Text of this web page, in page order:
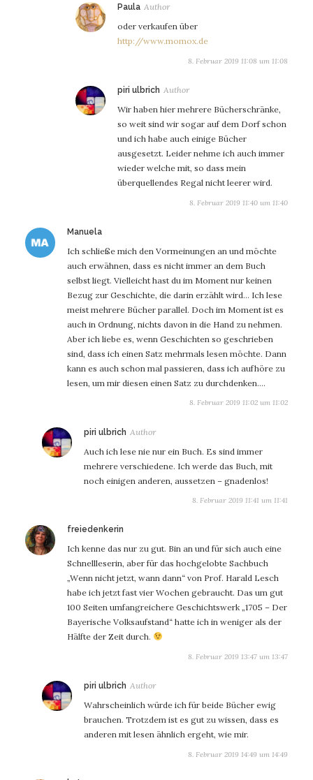
Paula sagt:
oder verkaufen über
http://www.momox.de
8. Februar 2019 11:08 um 11:08
piri ulbrich sagt:
Wir haben hier mehrere Bücherschränke,
so weit sind wir sogar auf dem Dorf schon
und ich habe auch einige Bücher
ausgesetzt. Leider nehme ich auch immer
wieder welche mit, so dass mein
überquellendes Regal nicht leerer wird.
8. Februar 2019 11:40 um 11:40
Manuela
Ich schließe mich den Vormeinungen an und möchte
auch erwähnen, dass es nicht immer an dem Buch
selbst liegt. Vielleicht hast du im Moment nur keinen
Bezug zur Geschichte, die darin erzählt wird… Ich lese
meist mehrere Bücher parallel. Doch im Moment ist es
auch in Ordnung, nichts davon in die Hand zu nehmen.
Aber ich liebe es, wenn Geschichten so geschrieben
sind, dass ich einen Satz mehrmals lesen möchte. Dann
kann es auch schon mal passieren, dass ich aufhöre zu
lesen, um mir diesen einen Satz zu durchdenken….
8. Februar 2019 11:02 um 11:02
piri ulbrich sagt:
Auch ich lese nie nur ein Buch. Es sind immer
mehrere verschiedene. Ich werde das Buch, mit
noch einigen anderen, aussetzen – gnadenlos!
8. Februar 2019 11:41 um 11:41
freiedenkerin
Ich kenne das nur zu gut. Bin an und für sich auch eine
Schnellleserin, aber für das hochgelobte Sachbuch
„Wenn nicht jetzt, wann dann“ von Prof. Harald Lesch
habe ich jetzt fast vier Wochen gebraucht. Das um gut
100 Seiten umfangreichere Geschichtswerk „1705 – Der
Bayerische Volksaufstand“ hatte ich in weniger als der
Hälfte der Zeit durch.
8. Februar 2019 13:47 um 13:47
piri ulbrich sagt:
Wahrscheinlich würde ich für beide Bücher ewig
brauchen. Trotzdem ist es gut zu wissen, dass es
anderen mit lesen ähnlich ergeht, wie mir.
8. Februar 2019 14:49 um 14:49